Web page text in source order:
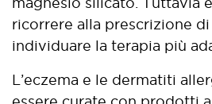
ricorrere alla prescrizione
individuare la terapia più
L’eczema e le dermatiti
essere curate con prodotti